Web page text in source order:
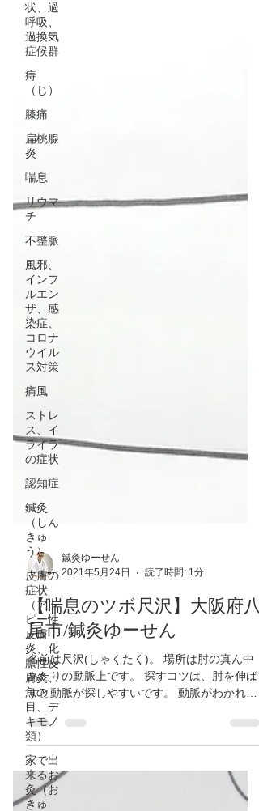
状、過
呼吸、
過換気
症候群
痔
（じ）
膝痛
扁桃腺
炎
喘息
リウマ
チ
不整脈
風邪、
インフ
ルエン
ザ、感
染症、
コロナ
ウイル
ス対策
痛風
ストレ
ス、イ
ライラ
の症状
認知症
鍼灸
（しん
きゅ
う）
皮膚の
症状
（アト
ピー性
皮膚
炎、化
膿性皮
膚炎、
魚の
目、デ
キモノ
類）
家で出
来るお
灸（お
きゅ
鍼灸ゆーせん
【喘息のツボ尺沢】大阪府八
尾市/鍼灸ゆーせん
名前は尺沢(しゃくたく)。 場所は肘の真ん中
あたりの動脈上です。 探すコツは、肘を伸ば
すと動脈が探しやすいです。 動脈がわかれ
ば、指にドクドクと拍動を感じます。 おカラ
ダ大切に🍀🍀🍀